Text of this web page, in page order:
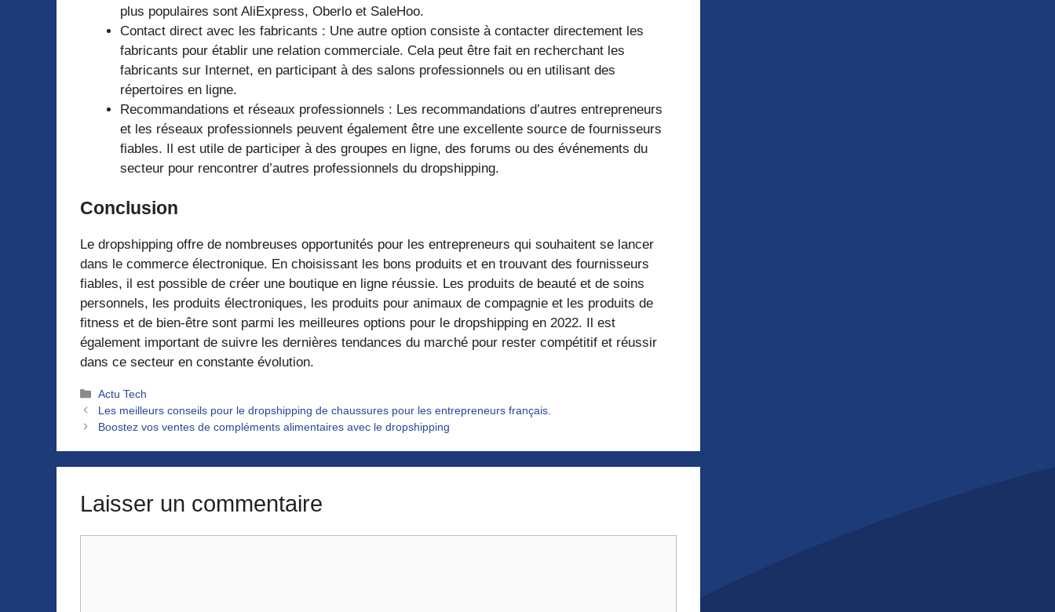
plus populaires sont AliExpress, Oberlo et SaleHoo.
Contact direct avec les fabricants : Une autre option consiste à contacter directement les
fabricants pour établir une relation commerciale. Cela peut être fait en recherchant les
fabricants sur Internet, en participant à des salons professionnels ou en utilisant des
répertoires en ligne.
Recommandations et réseaux professionnels : Les recommandations d’autres entrepreneurs
et les réseaux professionnels peuvent également être une excellente source de fournisseurs
fiables. Il est utile de participer à des groupes en ligne, des forums ou des événements du
secteur pour rencontrer d’autres professionnels du dropshipping.
Conclusion
Le dropshipping offre de nombreuses opportunités pour les entrepreneurs qui souhaitent se lancer
dans le commerce électronique. En choisissant les bons produits et en trouvant des fournisseurs
fiables, il est possible de créer une boutique en ligne réussie. Les produits de beauté et de soins
personnels, les produits électroniques, les produits pour animaux de compagnie et les produits de
fitness et de bien-être sont parmi les meilleures options pour le dropshipping en 2022. Il est
également important de suivre les dernières tendances du marché pour rester compétitif et réussir
dans ce secteur en constante évolution.
Catégories
Actu Tech
Les meilleurs conseils pour le dropshipping de chaussures pour les entrepreneurs français.
Boostez vos ventes de compléments alimentaires avec le dropshipping
Laisser un commentaire